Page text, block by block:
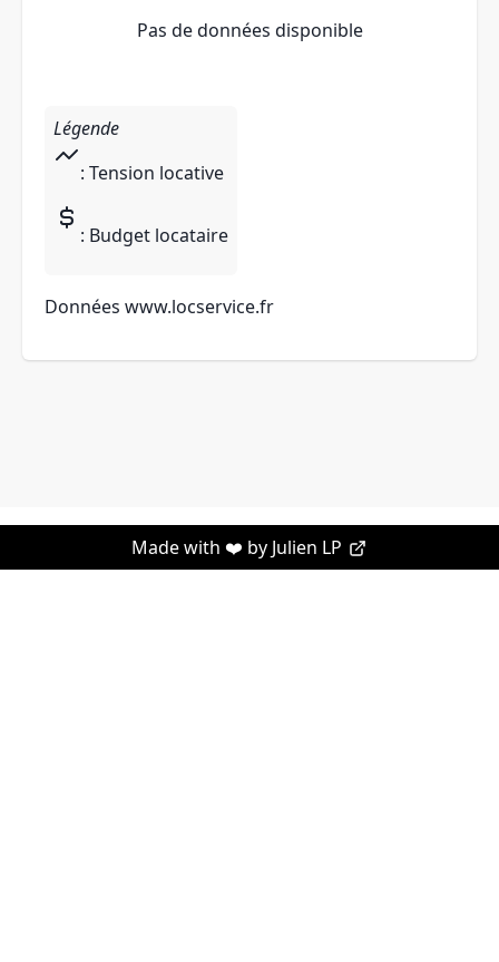
Pas de données disponible
Légende
: Tension locative
: Budget locataire
Données www.locservice.fr
Made with ❤️ by Julien LP